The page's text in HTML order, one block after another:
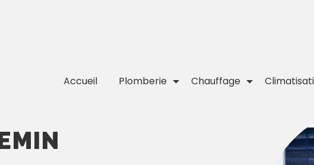
Accueil Plomberie Chauffage